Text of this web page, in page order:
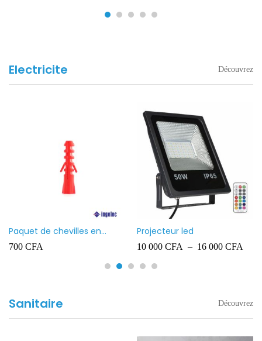
VERT ET GRIS
Electricite Découvrez
Paquet de chevilles en
plastique Ingelec – 8
700 CFA
Projecteur led
10 000 CFA – 16 000 CFA
Sanitaire Découvrez